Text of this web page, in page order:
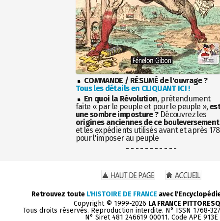
COMMANDE / RÉSUMÉ de l'ouvrage ?
Tous les détails en CLIQUANT ICI !
En quoi la Révolution, prétendument
faite « par le peuple et pour le peuple »,
une sombre imposture ?Découvrez les
origines anciennes de ce bouleversement
et les expédients utilisés avant et après
pour l'imposer au peuple
- - - - - - - - - - -
Retrouvez toute L'HISTOIRE DE FRANCE avec
Copyright © 1999-2026 LA FRANCE
Tous droits réservés. Reproduction interdite. N° ISSN 1768-
N° Siret 481 246619 00011. Code APE 913E